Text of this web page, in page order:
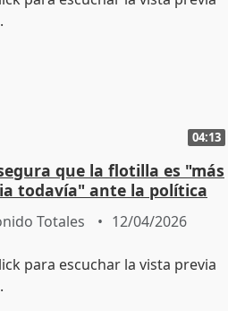
04:13
que la flotilla es "más
todavía" ante la política
y Netanyahu
Totales 12/04/2026